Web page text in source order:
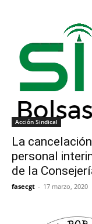
Acción Sindical
La
personal
de la
fasecgt - 17 marzo, 2020